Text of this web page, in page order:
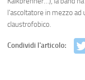
l’ascoltatore in mezzo
claustrofobico.
Condividi l'articolo: